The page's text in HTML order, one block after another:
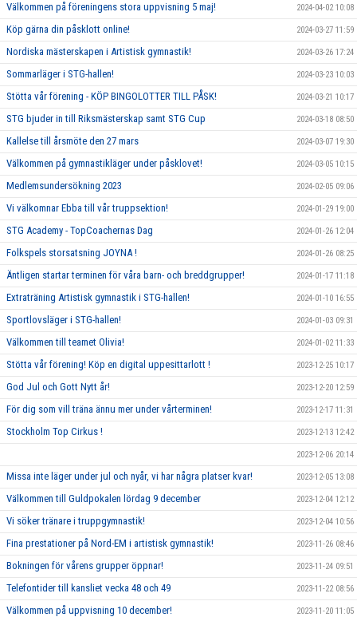
Välkommen på föreningens stora uppvisning 5 maj! 2024-04-02 10:08
Köp gärna din påsklott online! 2024-03-27 11:59
Nordiska mästerskapen i Artistisk gymnastik! 2024-03-26 17:24
Sommarläger i STG-hallen! 2024-03-23 10:03
Stötta vår förening - KÖP BINGOLOTTER TILL PÅSK! 2024-03-21 10:17
STG bjuder in till Riksmästerskap samt STG Cup 2024-03-18 08:50
Kallelse till årsmöte den 27 mars 2024-03-07 19:30
Välkommen på gymnastikläger under påsklovet! 2024-03-05 10:15
Medlemsundersökning 2023 2024-02-05 09:06
Vi välkomnar Ebba till vår truppsektion! 2024-01-29 19:00
STG Academy - TopCoachernas Dag 2024-01-26 12:04
Folkspels storsatsning JOYNA ! 2024-01-26 08:25
Äntligen startar terminen för våra barn- och breddgrupper! 2024-01-17 11:18
Extraträning Artistisk gymnastik i STG-hallen! 2024-01-10 16:55
Sportlovsläger i STG-hallen! 2024-01-03 09:31
Välkommen till teamet Olivia! 2024-01-02 11:33
Stötta vår förening! Köp en digital uppesittarlott ! 2023-12-25 10:17
God Jul och Gott Nytt år! 2023-12-20 12:59
För dig som vill träna ännu mer under vårterminen! 2023-12-17 11:31
Stockholm Top Cirkus ! 2023-12-13 12:42
2023-12-06 20:14
Missa inte läger under jul och nyår, vi har några platser kvar! 2023-12-05 13:08
Välkommen till Guldpokalen lördag 9 december 2023-12-04 12:12
Vi söker tränare i truppgymnastik! 2023-12-04 10:56
Fina prestationer på Nord-EM i artistisk gymnastik! 2023-11-26 08:46
Bokningen för vårens grupper öppnar! 2023-11-24 09:51
Telefontider till kansliet vecka 48 och 49 2023-11-22 08:56
Välkommen på uppvisning 10 december! 2023-11-20 11:05